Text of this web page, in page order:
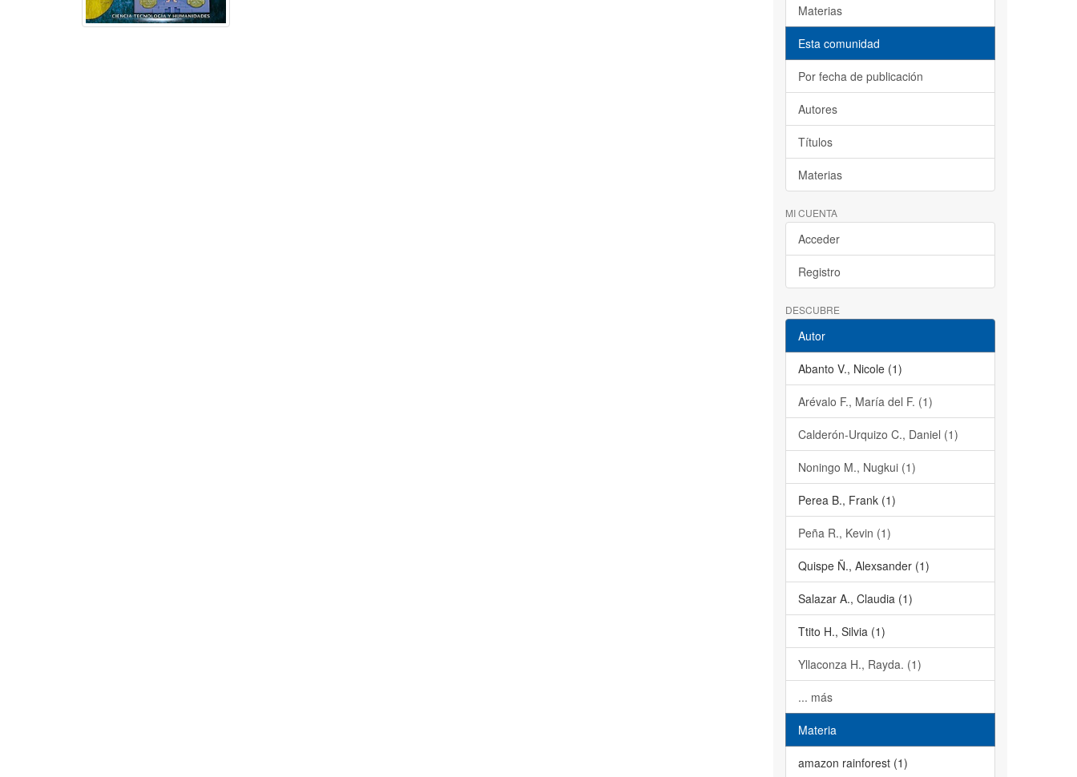
Materias
Esta comunidad
Por fecha de publicación
Autores
Títulos
Materias
MI CUENTA
Acceder
Registro
DESCUBRE
Autor
Abanto V., Nicole (1)
Arévalo F., María del F. (1)
Calderón-Urquizo C., Daniel (1)
Noningo M., Nugkui (1)
Perea B., Frank (1)
Peña R., Kevin (1)
Quispe Ñ., Alexsander (1)
Salazar A., Claudia (1)
Ttito H., Silvia (1)
Yllaconza H., Rayda. (1)
... más
Materia
amazon rainforest (1)